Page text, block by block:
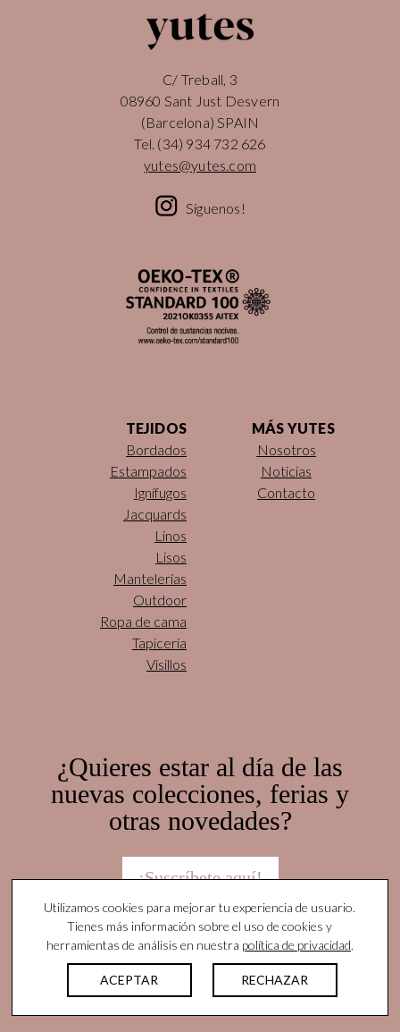
C/ Treball, 3
08960 Sant Just Desvern
(Barcelona) SPAIN
Tel. (34) 934 732 626
yutes@yutes.com
Síguenos!
TEJIDOS
Bordados
Estampados
Ignífugos
Jacquards
Linos
Lisos
Mantelerías
Outdoor
Ropa de cama
Tapicería
Visillos
MÁS YUTES
Nosotros
Noticias
Contacto
¿Quieres estar al día de las
nuevas colecciones, ferias y
otras novedades?
¡Suscríbete aquí!
© Yutes Natural Fabrics. Todos los derechos
reservados |Nota legal Política de privacidad
Protocolo Acoso
Utilizamos cookies para mejorar tu experiencia de usuario.
Tienes más información sobre el uso de cookies y
herramientas de análisis en nuestra política de privacidad.
ACEPTAR RECHAZAR